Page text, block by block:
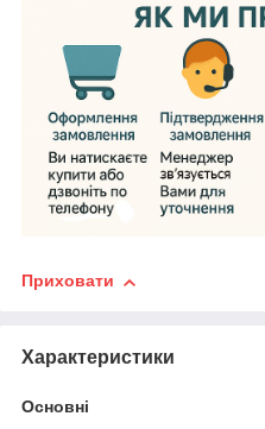
Приховати
Характеристики
Основні